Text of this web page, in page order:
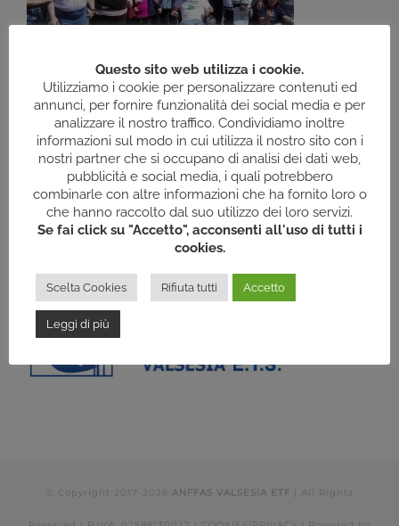
Gita a Mantova e Brescello
© Copyright 2017- 2026 ANFFAS VALSESIA ETF | All Rights
Questo sito web utilizza i cookie.
Utilizziamo i cookie per personalizzare contenuti ed
annunci, per fornire funzionalità dei social media e per
analizzare il nostro traffico. Condividiamo inoltre
informazioni sul modo in cui utilizza il nostro sito con i
nostri partner che si occupano di analisi dei dati web,
pubblicità e social media, i quali potrebbero
combinarle con altre informazioni che ha fornito loro o
che hanno raccolto dal suo utilizzo dei loro servizi.
Se fai click su "Accetto", acconsenti all'uso di tutti i
cookies.
Scelta Cookies Rifiuta tutti Accetto
Leggi di più